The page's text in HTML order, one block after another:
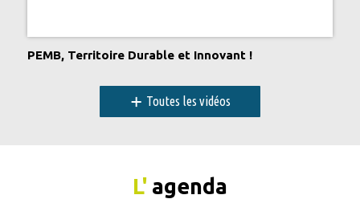
PEMB, Territoire Durable et Innovant !
+ Toutes les vidéos
L' agenda